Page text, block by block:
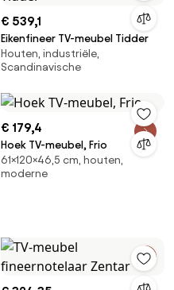
€ 539,1
Eikenfineer TV-meubel Tidder
Houten, industriële,
Scandinavische
€ 179,4
Hoek TV-meubel, Frio
61×120×46,5 cm, houten,
moderne